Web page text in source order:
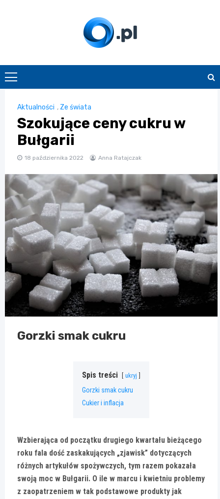
O.pl
Aktualności , Ze świata
Szokujące ceny cukru w
Bułgarii
18 października 2022 Anna Ratajczak
Gorzki smak cukru
Spis treści ukryj
Gorzki smak cukru
Cukier i inflacja
Wzbierająca od początku drugiego kwartału bieżącego
roku fala dość zaskakujących „zjawisk” dotyczących
różnych artykułów spożywczych, tym razem pokazała
swoją moc w Bułgarii. O ile w marcu i kwietniu problemy
z zaopatrzeniem w tak podstawowe produkty jak